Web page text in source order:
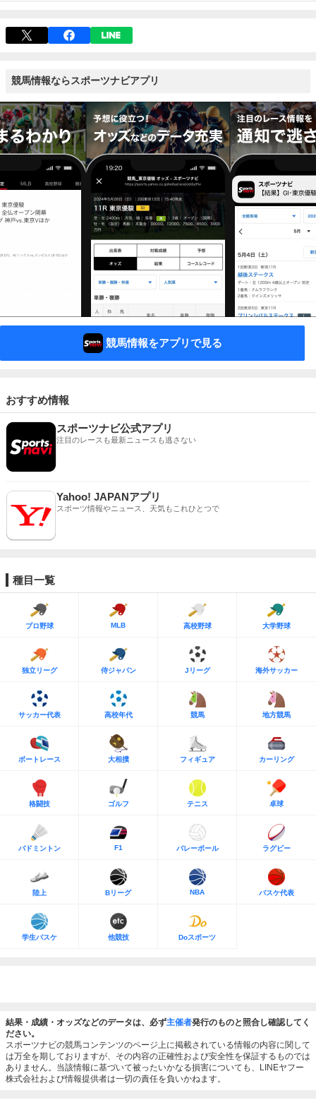
競馬情報ならスポーツナビアプリ
競馬情報をアプリで見る
おすすめ情報
スポーツナビ公式アプリ
注目のレースも最新ニュースも逃さない
Yahoo! JAPANアプリ
スポーツ情報やニュース、天気もこれひとつで
種目一覧
プロ野球 MLB 高校野球 大学野球
独立リーグ 侍ジャパン Jリーグ 海外サッカー
サッカー代表 高校年代 競馬 地方競馬
ボートレース 大相撲 フィギュア カーリング
格闘技 ゴルフ テニス 卓球
バドミントン F1 バレーボール ラグビー
陸上 Bリーグ NBA バスケ代表
学生バスケ 他競技 Doスポーツ
結果・成績・オッズなどのデータは、必ず主催者発行のものと照合し確認してく
ださい。
スポーツナビの競馬コンテンツのページ上に掲載されている情報の内容に関して
は万全を期しておりますが、その内容の正確性および安全性を保証するものでは
ありません。当該情報に基づいて被ったいかなる損害についても、LINEヤフー
株式会社および情報提供者は一切の責任を負いかねます。